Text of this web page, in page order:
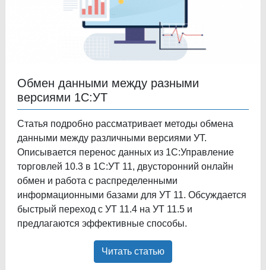
Обмен данными между разными
версиями 1С:УТ
Статья подробно рассматривает методы обмена
данными между различными версиями УТ.
Описывается перенос данных из 1С:Управление
торговлей 10.3 в 1С:УТ 11, двусторонний онлайн
обмен и работа с распределенными
информационными базами для УТ 11. Обсуждается
быстрый переход с УТ 11.4 на УТ 11.5 и
предлагаются эффективные способы.
Читать статью